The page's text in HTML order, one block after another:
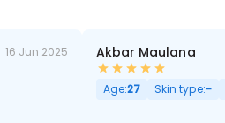
16 Jun 2025 Akbar Maulana
Age:27 Skin type:-